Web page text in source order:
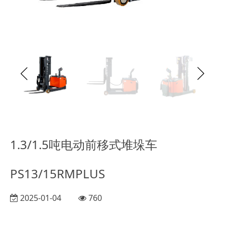
1.3/1.5吨电动前移式堆垛车
PS13/15RMPLUS
2025-01-04 760